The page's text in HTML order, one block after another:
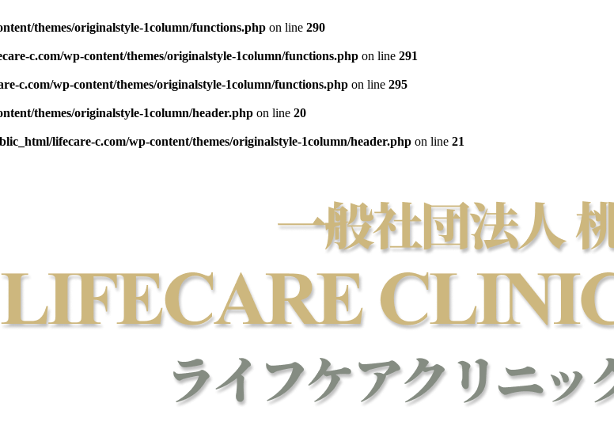
themes/originalstyle-1column/functions.php on line 290
c.com/wp-content/themes/originalstyle-1column/functions.php on line 291
c.com/wp-content/themes/originalstyle-1column/functions.php on line 295
themes/originalstyle-1column/header.php on line 20
lifecare-c.com/wp-content/themes/originalstyle-1column/header.php on line 21